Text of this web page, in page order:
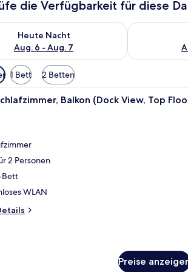
die Verfügbarkeit für diese
Heute Nacht
Aug. 6 - Aug. 7
die Verfügbarkeit für heute Nacht, Aug. 6
Überprüfe
1 Bett 2 Betten
Ein modernes Schlafzimmer
Balkon (Dock View, Top
2 Personen
Bett
WLAN
Preise